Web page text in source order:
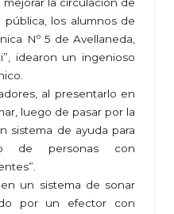
los alumnos de
Nº 5 de Avellaneda,
idearon un ingenioso
al presentarlo en
luego de pasar por la
sistema de ayuda para
de personas con
un sistema de sonar
por un efector con